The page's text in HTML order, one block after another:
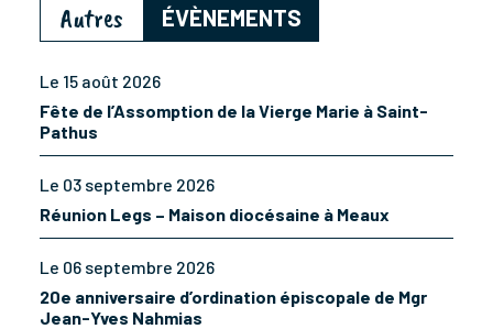
Autres ÉVÈNEMENTS
Le 15 août 2026
Fête de l’Assomption de la Vierge Marie à Saint-
Pathus
Le 03 septembre 2026
Réunion Legs – Maison diocésaine à Meaux
Le 06 septembre 2026
20e anniversaire d’ordination épiscopale de Mgr
Jean-Yves Nahmias